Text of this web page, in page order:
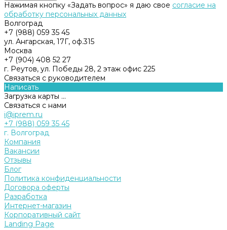
Нажимая кнопку «Задать вопрос» я даю свое согласие на
обработку персональных данных
Волгоград
+7 (988) 059 35 45
ул. Ангарская, 17Г, оф.315
Москва
+7 (904) 408 52 27
г. Реутов, ул. Победы 28, 2 этаж офис 225
Связаться с руководителем
Написать
Загрузка карты ...
Связаться с нами
i@iprem.ru
+7 (988) 059 35 45
г. Волгоград
Компания
Вакансии
Отзывы
Блог
Политика конфиденциальности
Договора оферты
Разработка
Интернет-магазин
Корпоративный сайт
Landing Page